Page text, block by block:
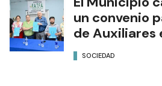
un convenio
de Auxiliares
SOCIEDAD